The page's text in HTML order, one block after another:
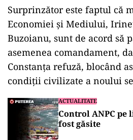
Surprinzător este faptul că
Economiei și Mediului,
Buzoianu, sunt de acord să
asemenea comandament,
Constanța refuză, blocând
condiții civilizate a noului
ACTUALITATE
Control ANPC
fost găsite